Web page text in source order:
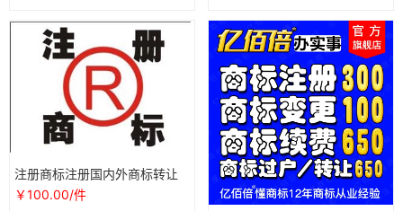
注册商标注册国内外商标转让
及商标变更商标续展商标复审
￥100.00/件